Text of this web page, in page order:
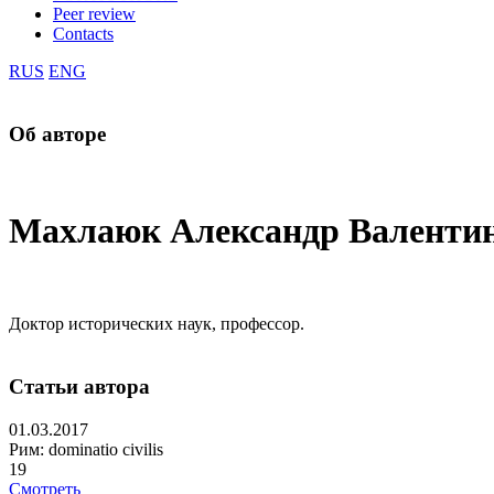
Peer review
Contacts
RUS ENG
Об авторе
Махлаюк Александр
Доктор исторических наук, профессор.
Статьи автора
01.03.2017
Рим: dominatio civilis
19
Смотреть